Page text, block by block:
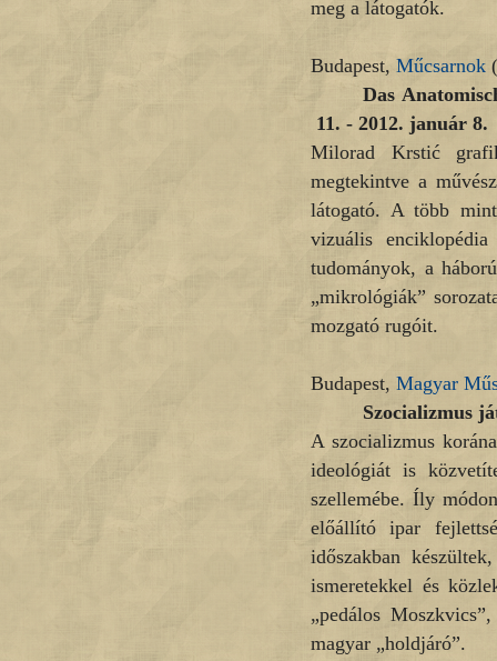
meg a látogatók.
Budapest, Műcsarnok
Das
11. - 2012. január 8.
Milorad Krstić
megtekintve a
látogató. A több
vizuális
tudományok, a
„mikrológiák”
mozgató rugóit.
Budapest, Magyar
Szocializmus
A szocializmus
ideológiát is
szellemébe. Íly
előállító ipar
időszakban
ismeretekkel és
„pedálos
magyar „holdjáró”.